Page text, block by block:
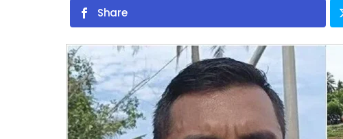
Share